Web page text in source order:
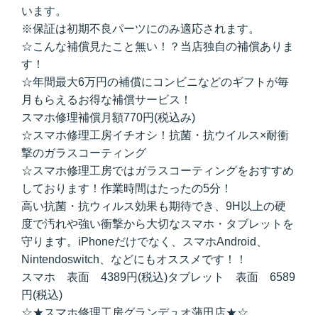
います。
※保証は初期不良パーツにのみ適応されます。
☆こんな補償見たこと無い！？当店独自の補償ありま
す！
☆年間最大6万円の補償にコンビニなどのギフトが毎
月もらえるお得な補償サービス！
スマホ修理補償月額770円(税込み)
☆スマホ修理工房イチオシ！抗菌・抗ウイルス×耐衝
撃のガラスコーティング
☆スマホ修理工房ではガラスコーティングをおすすめ
しております！作業時間はたったの5分！
高い抗菌・抗ウィルス効果も期待でき、9H以上の硬
度で汚れや強い衝撃から大切なスマホ・タブレットを
守ります。iPhoneだけでなく、スマホAndroid、
Nintendoswitch、などにもオススメです！！
スマホ 表面 4389円(税込)タブレット 表面 6589
円(税込)
☆★スマホ修理工房グランデュオ蒲田店★☆